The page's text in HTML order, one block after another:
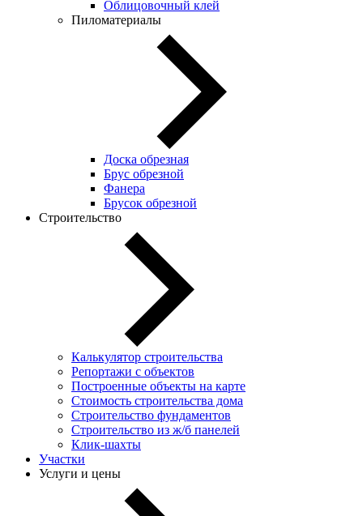
Облицовочный клей
Пиломатериалы
Доска обрезная
Брус обрезной
Фанера
Брусок обрезной
Строительство
Калькулятор строительства
Репортажи с объектов
Построенные объекты на карте
Стоимость строительства дома
Строительство фундаментов
Строительство из ж/б панелей
Клик-шахты
Участки
Услуги и цены